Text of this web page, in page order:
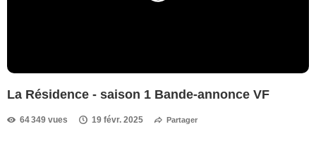
La Résidence - saison 1 Bande-annonce VF
64 349 vues 19 févr. 2025 Partager